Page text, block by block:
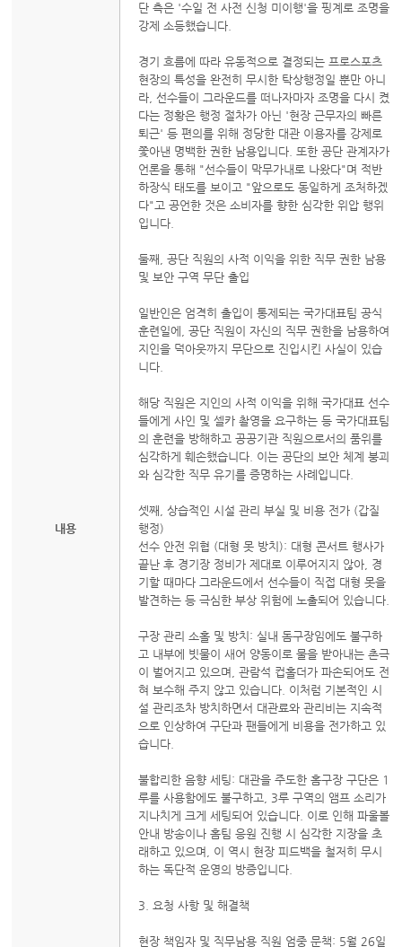
내용
단 측은 '수일 전 사전 신청 미이행'을 핑계로 조명을
강제 소등했습니다.
경기 흐름에 따라 유동적으로 결정되는 프로스포츠
현장의 특성을 완전히 무시한 탁상행정일 뿐만 아니
라, 선수들이 그라운드를 떠나자마자 조명을 다시 켰
다는 정황은 행정 절차가 아닌 '현장 근무자의 빠른
퇴근' 등 편의를 위해 정당한 대관 이용자를 강제로
쫓아낸 명백한 권한 남용입니다. 또한 공단 관계자가
언론을 통해 "선수들이 막무가내로 나왔다"며 적반
하장식 태도를 보이고 "앞으로도 동일하게 조처하겠
다"고 공언한 것은 소비자를 향한 심각한 위압 행위
입니다.
둘째, 공단 직원의 사적 이익을 위한 직무 권한 남용
및 보안 구역 무단 출입
일반인은 엄격히 출입이 통제되는 국가대표팀 공식
훈련일에, 공단 직원이 자신의 직무 권한을 남용하여
지인을 덕아웃까지 무단으로 진입시킨 사실이 있습
니다.
해당 직원은 지인의 사적 이익을 위해 국가대표 선수
들에게 사인 및 셀카 촬영을 요구하는 등 국가대표팀
의 훈련을 방해하고 공공기관 직원으로서의 품위를
심각하게 훼손했습니다. 이는 공단의 보안 체계 붕괴
와 심각한 직무 유기를 증명하는 사례입니다.
셋째, 상습적인 시설 관리 부실 및 비용 전가 (갑질
행정)
선수 안전 위협 (대형 못 방치): 대형 콘서트 행사가
끝난 후 경기장 정비가 제대로 이루어지지 않아, 경
기할 때마다 그라운드에서 선수들이 직접 대형 못을
발견하는 등 극심한 부상 위험에 노출되어 있습니다.
구장 관리 소홀 및 방치: 실내 돔구장임에도 불구하
고 내부에 빗물이 새어 양동이로 물을 받아내는 촌극
이 벌어지고 있으며, 관람석 컵홀더가 파손되어도 전
혀 보수해 주지 않고 있습니다. 이처럼 기본적인 시
설 관리조차 방치하면서 대관료와 관리비는 지속적
으로 인상하여 구단과 팬들에게 비용을 전가하고 있
습니다.
불합리한 음향 세팅: 대관을 주도한 홈구장 구단은 1
루를 사용함에도 불구하고, 3루 구역의 앰프 소리가
지나치게 크게 세팅되어 있습니다. 이로 인해 파울볼
안내 방송이나 홈팀 응원 진행 시 심각한 지장을 초
래하고 있으며, 이 역시 현장 피드백을 철저히 무시
하는 독단적 운영의 방증입니다.
3. 요청 사항 및 해결책
현장 책임자 및 직무남용 직원 엄중 문책: 5월 26일